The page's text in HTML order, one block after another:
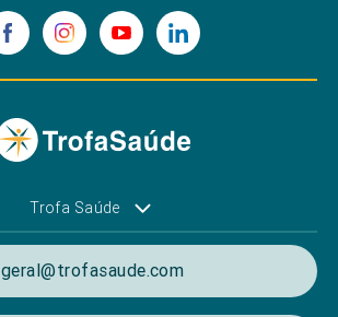
Trofa Saúde
geral@trofasaude.com